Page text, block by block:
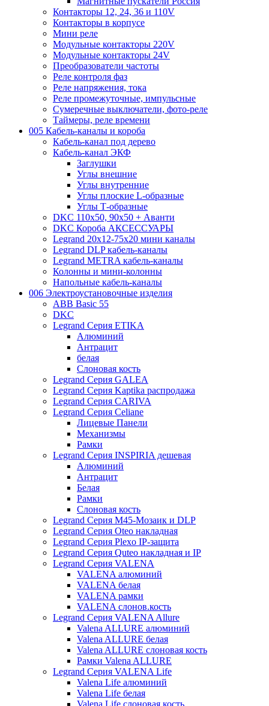
Контакторы 12, 24, 36 и 110V
Контакторы в корпусе
Мини реле
Модульные контакторы 220V
Модульные контакторы 24V
Преобразователи частоты
Реле контроля фаз
Реле напряжения, тока
Реле промежуточные, импульсные
Сумеречные выключатели, фото-реле
Таймеры, реле времени
005 Кабель-каналы и короба
Кабель-канал под дерево
Кабель-канал ЭКФ
Заглушки
Углы внешние
Углы внутренние
Углы плоские L-образные
Углы Т-образные
DKC 110х50, 90х50 + Аванти
DKC Короба АКСЕССУАРЫ
Legrand 20х12-75х20 мини каналы
Legrand DLP кабель-каналы
Legrand METRA кабель-каналы
Колонны и мини-колонны
Напольные кабель-каналы
006 Электроустановочные изделия
ABB Basic 55
DKC
Legrand Серия ETIKA
Алюминий
Антрацит
белая
Слоновая кость
Legrand Серия GALEA
Legrand Серия Kaptika распродажа
Legrand Серия CARIVA
Legrand Серия Celiane
Лицевые Панели
Механизмы
Рамки
Legrand Серия INSPIRIA дешевая
Алюминий
Антрацит
Белая
Рамки
Слоновая кость
Legrand Серия M45-Мозаик и DLP
Legrand Серия Oteo накладная
Legrand Серия Plexo IP-защита
Legrand Серия Quteo накладная и IP
Legrand Серия VALENA
VALENA алюминий
VALENA белая
VALENA рамки
VALENA слонов.кость
Legrand Серия VALENA Allure
Valena ALLURE алюминий
Valena ALLURE белая
Valena ALLURE слоновая кость
Рамки Valena ALLURE
Legrand Серия VALENA Life
Valena Life алюминий
Valena Life белая
Valena Life слоновая кость